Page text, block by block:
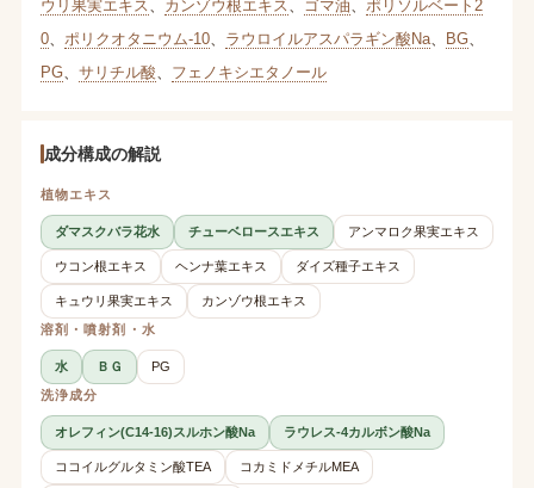
ウリ果実エキス
カンゾウ根エキス ゴマ油
ポリソルベート2
0、 ポリクオタニウム-10、 ラウロイルアスパラギン酸Na、 BG、
PG、 サリチル酸 フェノキシエタノール
成分構成の解説
植物エキス
ダマスクバラ花水 チューベロースエキス アンマロク果実エキス
ウコン根エキス ヘンナ葉エキス ダイズ種子エキス
キュウリ果実エキス
カンゾウ根エキス
溶剤・噴射剤・水
水 ＢＧ
PG
洗浄成分
オレフィン(C14-16)スルホン酸Na ラウレス-4カルボン酸Na
ココイルグルタミン酸TEA コカミドメチルMEA